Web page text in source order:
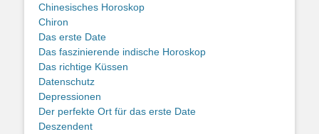
Chinesisches Horoskop
Chiron
Das erste Date
Das faszinierende indische Horoskop
Das richtige Küssen
Datenschutz
Depressionen
Der perfekte Ort für das erste Date
Deszendent